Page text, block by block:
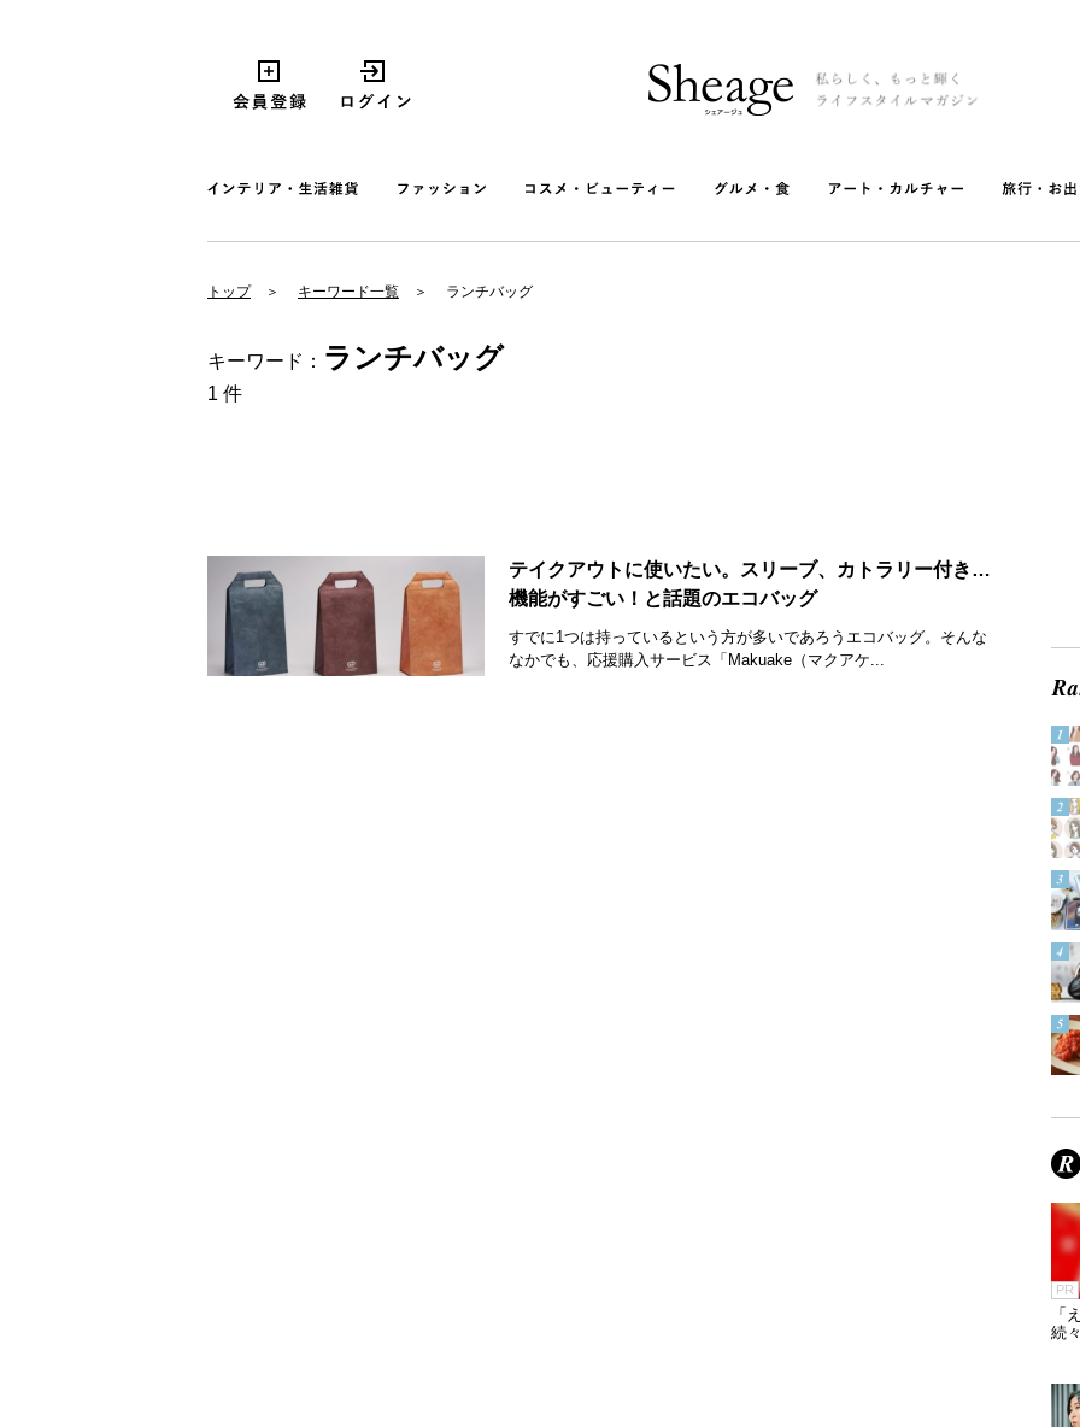
トップ キーワード一覧 ランチバッグ
キーワード： ランチバッグ
1 件
テイクアウトに使いたい。スリーブ、カトラリー付き…
機能がすごい！と話題のエコバッグ
すでに1つは持っているという方が多いであろうエコバッグ。そんな
なかでも、応援購入サービス「Makuake（マクアケ...
PR
「
続